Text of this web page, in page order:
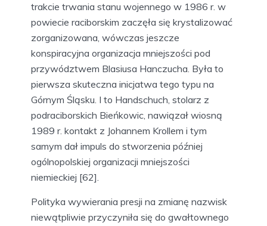
trakcie trwania stanu wojennego w 1986 r. w
powiecie raciborskim zaczęła się krystalizować
zorganizowana, wówczas jeszcze
konspiracyjna organizacja mniejszości pod
przywództwem Blasiusa Hanczucha. Była to
pierwsza skuteczna inicjatwa tego typu na
Górnym Śląsku. I to Handschuch, stolarz z
podraciborskich Bieńkowic, nawiązał wiosną
1989 r. kontakt z Johannem Krollem i tym
samym dał impuls do stworzenia później
ogólnopolskiej organizacji mniejszości
niemieckiej [62].
Polityka wywierania presji na zmianę nazwisk
niewątpliwie przyczyniła się do gwałtownego